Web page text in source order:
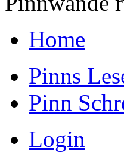
Home
Pinns
Pinn
Login